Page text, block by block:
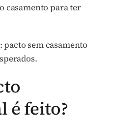
casamento para ter
sem casamento
é feito?